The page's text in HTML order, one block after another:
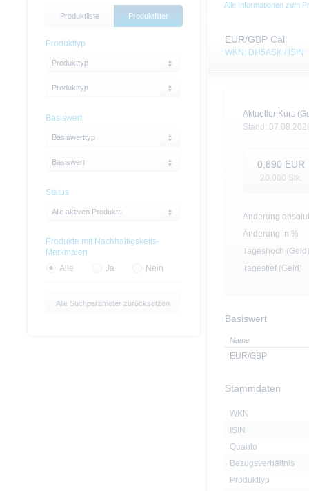
Alle Informationen zum
EUR/GBP Call
WKN: DH5ASK /
Aktueller Kurs
Stand:
0,890 EUR
20.000 Stk.
Änderung absolut
Änderung in %
Tageshoch (Geld)
Tagestief (Geld)
Basiswert
Name
EUR/GBP
Stammdaten
WKN
ISIN
Quanto
Bezugsverhältnis
Produkttyp
Produktliste Produktfilter
Produkttyp
Produkttyp
Produkttyp
Basiswert
Basiswerttyp
Basiswert
Status
Alle aktiven Produkte
Produkte mit Nachhaltigskeits-
Merkmalen
Alle
Ja Nein
Alle Suchparameter zurücksetzen